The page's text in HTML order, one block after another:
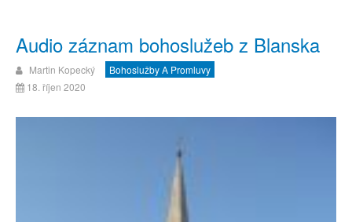
Audio záznam bohoslužeb z Blanska
Martin Kopecký
Bohoslužby A Promluvy
18. říjen 2020